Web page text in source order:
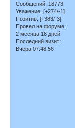
Сообщений: 18773
Уважение: [+274/-1]
Позитив: [+383/-3]
Провел на форуме:
2 месяца 16 дней
Последний визит:
Вчера 07:48:56